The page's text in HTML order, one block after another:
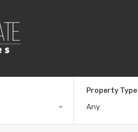
Property Type
Any